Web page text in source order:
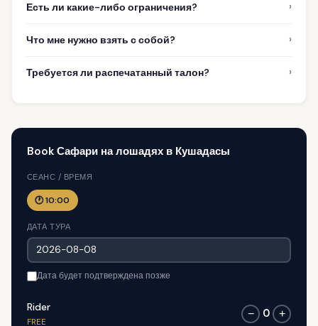
Есть ли какие-либо ограничения? ›
Что мне нужно взять с собой? ›
Требуется ли распечатанный талон? ›
Book Сафари на лошадях в Кушадасы
СЕАНС / ВРЕМЯ
🕐 10:00
ДАТА ТУРА
Дата будет подтверждена позже
Rider
FREE
− 0 +